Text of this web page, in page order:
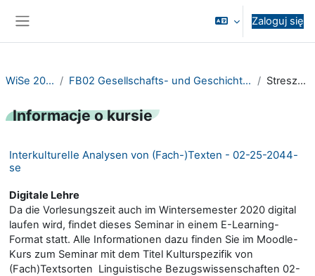
Zaloguj się
WiSe 2020/21 FB02 Gesellschafts- und Geschichtswissenschaften Streszczenie
Informacje o kursie
Interkulturelle Analysen von (Fach-)Texten - 02-25-2044-
se
Digitale Lehre
Da die Vorlesungszeit auch im Wintersemester 2020 digital
laufen wird, findet dieses Seminar in einem E-Learning-
Format statt. Alle Informationen dazu finden Sie im Moodle-
Kurs zum Seminar mit dem Titel Kulturspezifik von
(Fach)Textsorten  Linguistische Bezugswissenschaften 02-